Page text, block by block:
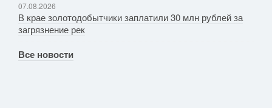
07.08.2026
В крае золотодобытчики заплатили 30 млн рублей за
загрязнение рек
Все новости